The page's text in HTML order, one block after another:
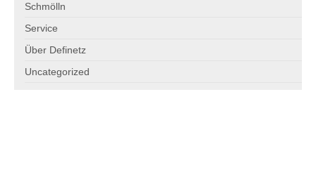
Service: Wandschränke
Schmölln
Service
Über Definetz
Uncategorized